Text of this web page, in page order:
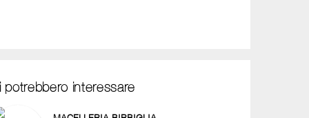
potrebbero interessare